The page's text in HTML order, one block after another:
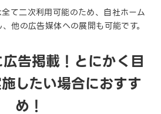
て二次利用可能のため、自社ホーム
他の広告媒体への展開も可能です。
告掲載！とにかく目
したい場合におすす
め！